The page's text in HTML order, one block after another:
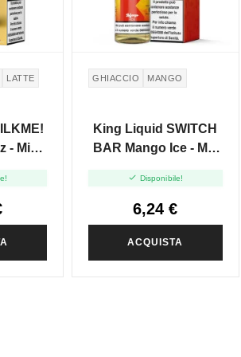
LATTE
- Mix
GHIACCIO MANGO
King Liquid SWITCH
BAR Mango Ice - Mix
 Disponibile!
6,24 €
ACQUISTA